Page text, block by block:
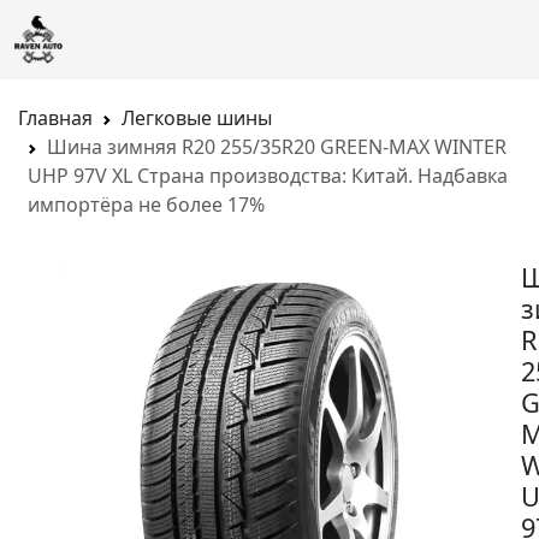
Главная
Легковые шины
Шина зимняя R20 255/35R20 GREEN-MAX WINTER
UHP 97V XL Страна производства: Китай. Надбавка
импортёра не более 17%